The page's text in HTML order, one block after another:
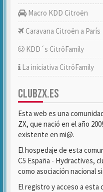
Macro KDD Citroën
Caravana Citroën a París
KDD´s CitröFamily
La iniciativa CitröFamily
CLUBZX.ES
Esta web es una
ZX, que nació en el año
existente en mi@.
El hospedaje de esta
C5 España - Hydractives,
como asociación nacional
El registro y acceso a esta